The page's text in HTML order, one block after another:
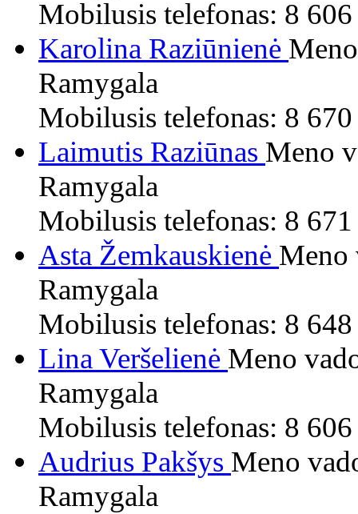
Mobilusis telefonas: 8
Karolina Raziūnienė
Ramygala
Mobilusis telefonas: 8
Laimutis Raziūnas Meno
Ramygala
Mobilusis telefonas: 8
Asta Žemkauskienė Meno
Ramygala
Mobilusis telefonas: 8
Lina Veršelienė Meno
Ramygala
Mobilusis telefonas: 8
Audrius Pakšys Meno
Ramygala